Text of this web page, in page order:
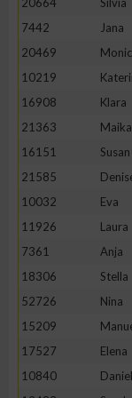
7442
Jana
20469
10219
16908
Klara
21363
Maika
16151
Susan
21585
10032
Eva
11926
Laura
7361
Anja
18306
Stella
52726
Nina
15209
17527
Elena
10840
IAB-Besonderheiten:
Geräte anhand
Nicht-IAB-
Notwendig
Performance
Funktional